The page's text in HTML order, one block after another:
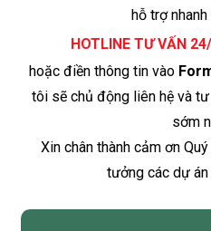
hỗ trợ
HOTLINE TƯ VẤN
hoặc điền thông tin vào
tôi sẽ chủ động liên hệ và
sớm
Xin chân thành cảm ơn
tưởng các dự